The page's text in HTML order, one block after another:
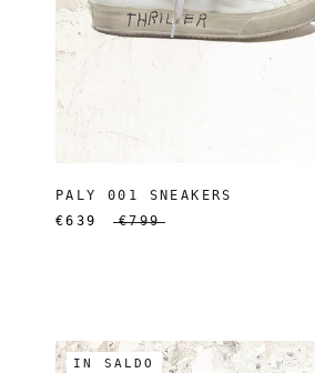
PALY 001 SNEAKERS
€639
€799
IN SALDO